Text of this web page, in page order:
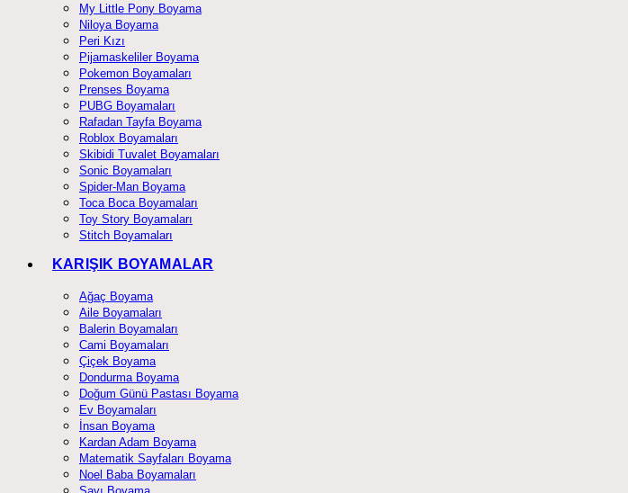
My Little Pony Boyama
Niloya Boyama
Peri Kızı
Pijamaskeliler Boyama
Pokemon Boyamaları
Prenses Boyama
PUBG Boyamaları
Rafadan Tayfa Boyama
Roblox Boyamaları
Skibidi Tuvalet Boyamaları
Sonic Boyamaları
Spider-Man Boyama
Toca Boca Boyamaları
Toy Story Boyamaları
Stitch Boyamaları
KARIŞIK BOYAMALAR
Ağaç Boyama
Aile Boyamaları
Balerin Boyamaları
Cami Boyamaları
Çiçek Boyama
Dondurma Boyama
Doğum Günü Pastası Boyama
Ev Boyamaları
İnsan Boyama
Kardan Adam Boyama
Matematik Sayfaları Boyama
Noel Baba Boyamaları